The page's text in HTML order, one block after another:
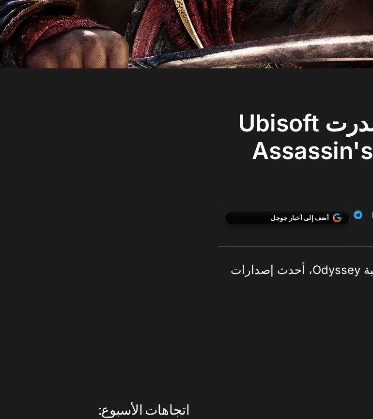
[Gamescom 2018] أصدرت Ubisoft
مقطعًا دعائيًا جديدًا للعبة Assassin's
أضف إلى أخبار جوجل
سلسلة Assassin's Creed راسخة في قلوبنا. لعبة Odyssey، أحدث إصدارات
اتجاهات الأسبوع: